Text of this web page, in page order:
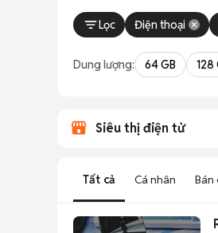
Lọc Điện thoại
Dung lượng: 64 GB 128
Siêu thị điện tử
Tất cả Cá nhân Bán